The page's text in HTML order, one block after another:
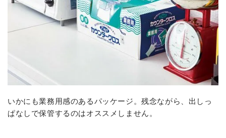
いかにも業務用感のあるパッケージ。残念ながら、出しっ
ぱなしで保管するのはオススメしません。